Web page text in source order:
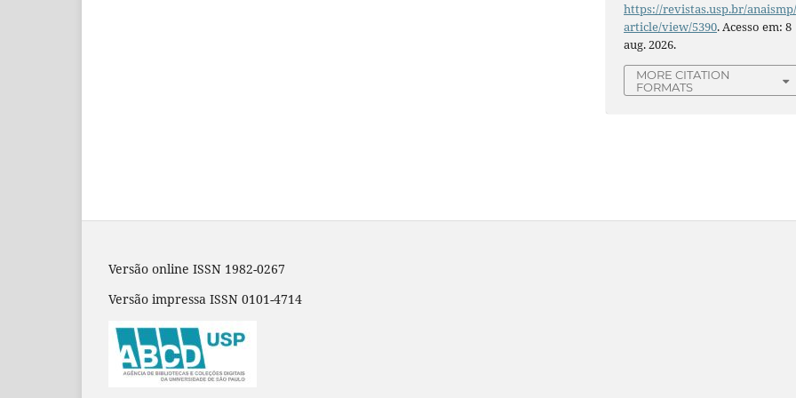
https://revistas.usp.br/
article/view/5390. Acesso em: 8
aug. 2026.
MORE CITATION
FORMATS
Versão online ISSN 1982-0267
Versão impressa ISSN 0101-4714